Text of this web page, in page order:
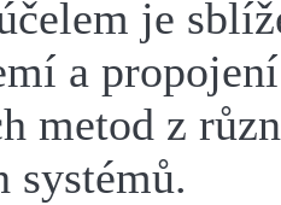
je
a
metod z
systémů.